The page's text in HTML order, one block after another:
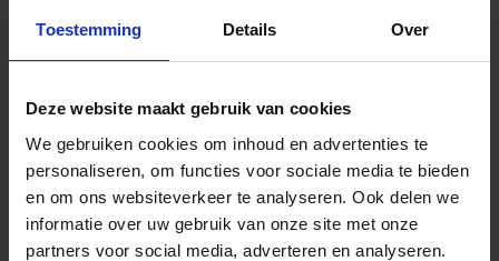
Toestemming Details Over
Deze website maakt gebruik van cookies
We gebruiken cookies om inhoud en advertenties te
personaliseren, om functies voor sociale media te bieden
en om ons websiteverkeer te analyseren. Ook delen we
informatie over uw gebruik van onze site met onze
partners voor social media, adverteren en analyseren.